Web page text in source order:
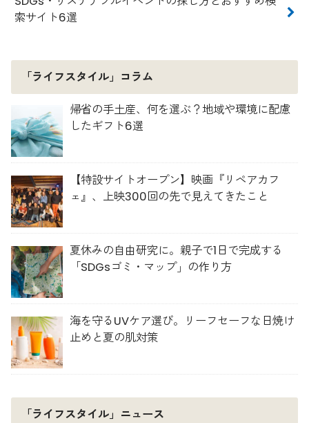
索サイト6選
「ライフスタイル」コラム
帰省の手土産、何を選ぶ？地域や環境に配慮
したギフト6選
【特設サイトオープン】映画『リペアカフ
ェ』、上映300回の先で見えてきたこと
夏休みの自由研究に。親子で1日で完成する
「SDGsゴミ・マップ」の作り方
海を守るUVケア選び。リーフセーフな日焼け
止めと夏の肌対策
「ライフスタイル」ニュース